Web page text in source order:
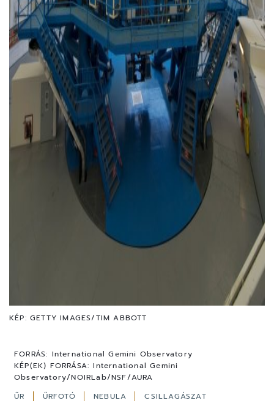
KÉP: GETTY IMAGES/TIM ABBOTT
FORRÁS: International Gemini Observatory
KÉP(EK) FORRÁSA: International Gemini
Observatory/NOIRLab/NSF/AURA
ŰR
ŰRFOTÓ NEBULA CSILLAGÁSZAT